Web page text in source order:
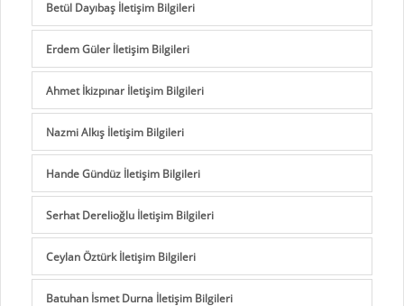
Betül Dayıbaş İletişim Bilgileri
Erdem Güler İletişim Bilgileri
Ahmet İkizpınar İletişim Bilgileri
Nazmi Alkış İletişim Bilgileri
Hande Gündüz İletişim Bilgileri
Serhat Derelioğlu İletişim Bilgileri
Ceylan Öztürk İletişim Bilgileri
Batuhan İsmet Durna İletişim Bilgileri